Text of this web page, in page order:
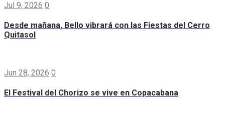
Jul 9, 2026 0
Desde mañana, Bello vibrará con las Fiestas del Cerro
Quitasol
Jun 28, 2026 0
El Festival del Chorizo se vive en Copacabana